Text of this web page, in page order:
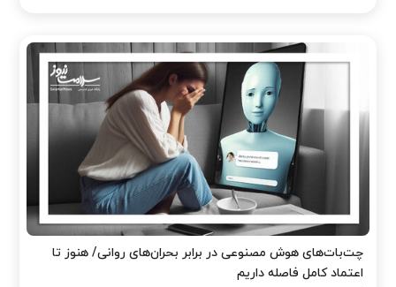
چت‌بات‌های هوش مصنوعی در برابر بحران‌های روانی/ هنوز تا
اعتماد کامل فاصله داریم